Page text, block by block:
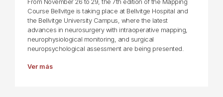
From November 26 to 29, the 7th edition of the Mapping
Course Bellvitge is taking place at Bellvitge Hospital and
the Bellvitge University Campus, where the latest
advances in neurosurgery with intraoperative mapping,
neurophysiological monitoring, and surgical
neuropsychological assessment are being presented.
Ver más